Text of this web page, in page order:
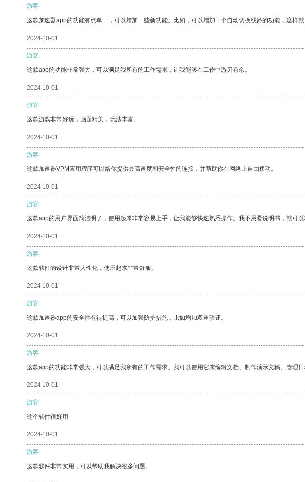
游客
这款加速器app的功能有点单一，可以增加一些新功能。比如，可以增加一个自动切换线路的功能，这样
2024-10-01
游客
这款app的功能非常强大，可以满足我所有的工作需求，让我能够在工作中游刃有余。
2024-10-01
游客
这款游戏非常好玩，画面精美，玩法丰富。
2024-10-01
游客
这款加速器VPM应用程序可以给你提供最高速度和安全性的连接，并帮助你在网络上自由移动。
2024-10-01
游客
这款app的用户界面简洁明了，使用起来非常容易上手，让我能够快速熟悉操作。我不用看说明书，就可以
2024-10-01
游客
这款软件的设计非常人性化，使用起来非常舒服。
2024-10-01
游客
这款加速器app的安全性有待提高，可以加强防护措施，比如增加双重验证。
2024-10-01
游客
这款app的功能非常强大，可以满足我所有的工作需求。我可以使用它来编辑文档、制作演示文稿、管理日
2024-10-01
游客
这个软件很好用
2024-10-01
游客
这款软件非常实用，可以帮助我解决很多问题。